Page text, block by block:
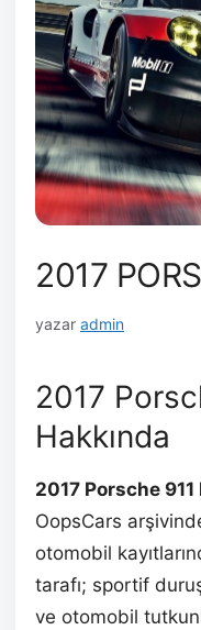
2017
yazar admin
2017
Hakkında
2017 Porsche 911
OopsCars
otomobil
tarafı; sportif
ve otomobil